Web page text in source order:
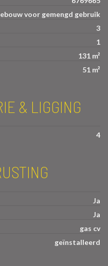
voor gemengd gebruik
3
1
131 m²
51 m²
& LIGGING
4
Ja
Ja
gas cv
geïnstalleerd